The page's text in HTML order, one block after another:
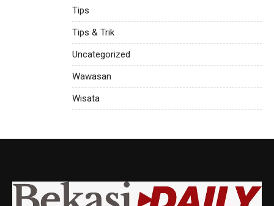
Tips
Tips & Trik
Uncategorized
Wawasan
Wisata